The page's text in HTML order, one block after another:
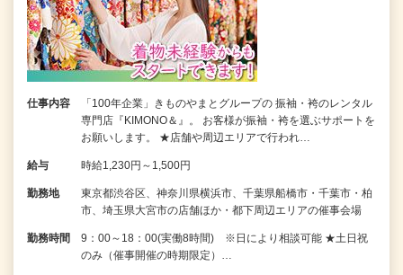
仕事内容
「100年企業」きものやまとグループの 振袖・袴のレンタル
専門店『KIMONO＆』。 お客様が振袖・袴を選ぶサポートを
お願いします。 ★店舗や周辺エリアで行われ…
給与 時給1,230円～1,500円
勤務地
東京都渋谷区、神奈川県横浜市、千葉県船橋市・千葉市・柏
市、埼玉県大宮市の店舗ほか・都下周辺エリアの催事会場
勤務時間
9：00～18：00(実働8時間) ※日により相談可能 ★土日祝
のみ（催事開催の時期限定）…